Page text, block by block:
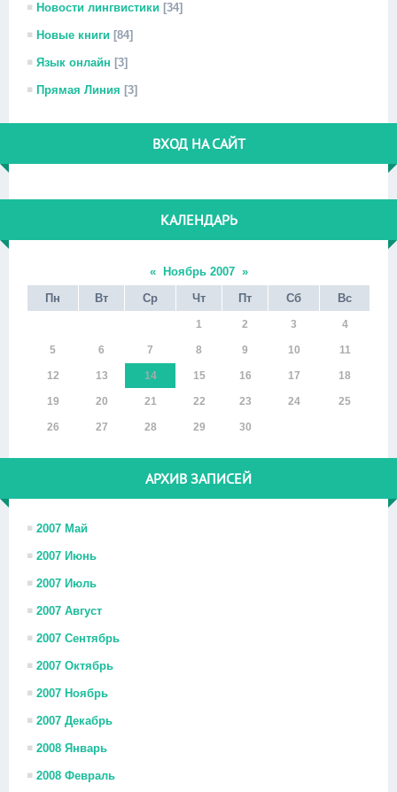
Новости лингвистики [34]
Новые книги [84]
Язык онлайн [3]
Прямая Линия [3]
ВХОД НА САЙТ
КАЛЕНДАРЬ
« Ноябрь 2007 »
Пн
Вт Ср Чт Пт Сб Вс
1 2 3 4
5 6 7 8 9 10 11
12 13 14 15 16 17 18
19 20 21 22 23 24 25
26 27 28 29 30
АРХИВ ЗАПИСЕЙ
2007 Май
2007 Июнь
2007 Июль
2007 Август
2007 Сентябрь
2007 Октябрь
2007 Ноябрь
2007 Декабрь
2008 Январь
2008 Февраль